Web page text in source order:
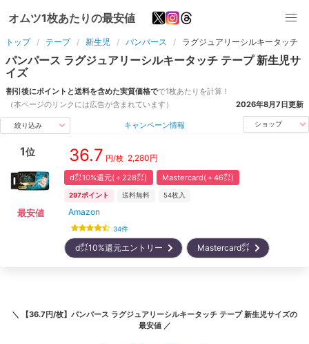
オムツ1枚あたりの最安値
トップ テープ 新生児 パンパース ラグジュアリーシルキータッチ
パンパース ラグジュアリーシルキータッチ テープ 新生児サ
イズ
割引後にポイントと送料を含めた実質価格でで1枚あたりを計算！
（本ページのリンクには広告が含まれています）
2026年8月7日更新
絞り込み キャンペーン情報 ショップ
1位
最安値
36.7 円/枚 2,280円
d㌽10%還元(＋228㌽) Mastercard(＋46㌽)
297ポイント 送料無料 54枚入
Amazon
34件
d㌽10%還元エントリー Mastercard㌽
＼ 【36.7円/枚】パンパース ラグジュアリーシルキータッチ テープ 新生児サイズの
最安値 ／